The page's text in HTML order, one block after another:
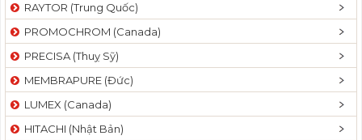
RAYTOR (Trung Quốc)
PROMOCHROM (Canada)
PRECISA (Thuỵ Sỹ)
MEMBRAPURE (Đức)
LUMEX (Canada)
HITACHI (Nhật Bản)